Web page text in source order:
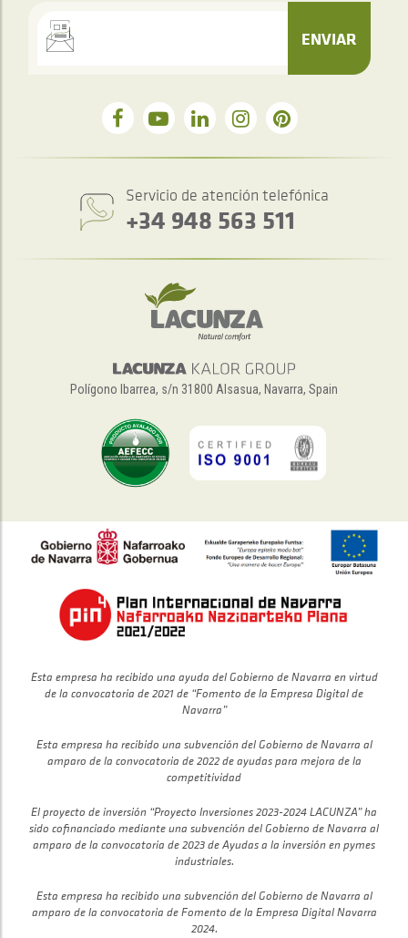
ENVIAR
Servicio de atención telefónica
+34 948 563 511
Polígono Ibarrea, s/n 31800 Alsasua, Navarra, Spain
Esta empresa ha recibido una ayuda del Gobierno de Navarra en virtud
de la convocatoria de 2021 de “Fomento de la Empresa Digital de
Navarra”
Esta empresa ha recibido una subvención del Gobierno de Navarra al
amparo de la convocatoria de 2022 de ayudas para mejora de la
competitividad
El proyecto de inversión “Proyecto Inversiones 2023-2024 LACUNZA” ha
sido cofinanciado mediante una subvención del Gobierno de Navarra al
amparo de la convocatoria de 2023 de Ayudas a la inversión en pymes
industriales.
Esta empresa ha recibido una subvención del Gobierno de Navarra al
amparo de la convocatoria de Fomento de la Empresa Digital Navarra
2024.